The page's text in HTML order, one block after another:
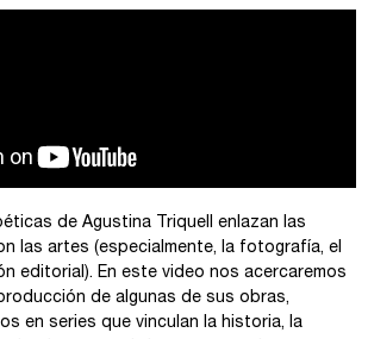
de Agustina Triquell enlazan las
las artes (especialmente, la fotografía, el
editorial). En este video nos acercaremos
de algunas de sus obras,
en series que vinculan la historia, la